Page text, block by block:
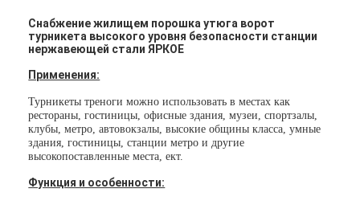
Снабжение жилищем порошка утюга ворот
турникета высокого уровня безопасности станции
нержавеющей стали ЯРКОЕ
Применения:
Турникеты треноги можно использовать в местах как
рестораны, гостиницы, офисные здания, музеи, спортзалы,
клубы, метро, автовокзалы, высокие общины класса, умные
здания, гостиницы, станции метро и другие
высокопоставленные места, ект.
Функция и особенности: